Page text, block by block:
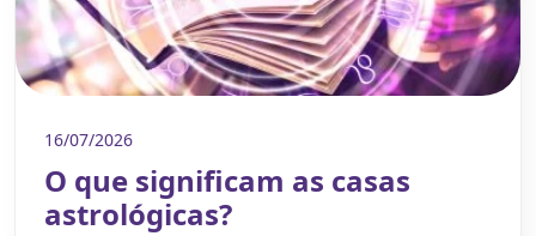
16/07/2026
O que significam as casas
astrológicas?